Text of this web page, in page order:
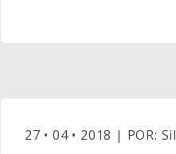
27 • 04 • 2018 | POR: